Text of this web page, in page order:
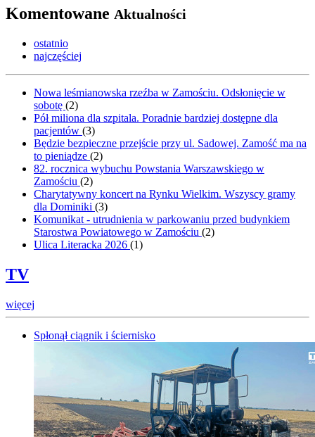
Komentowane Aktualności
ostatnio
najczęściej
Nowa leśmianowska rzeźba w Zamościu. Odsłonięcie w
sobotę (2)
Pół miliona dla szpitala. Poradnie bardziej dostępne dla
pacjentów (3)
Będzie bezpieczne przejście przy ul. Sadowej. Zamość ma na
to pieniądze (2)
82. rocznica wybuchu Powstania Warszawskiego w
Zamościu (2)
Charytatywny koncert na Rynku Wielkim. Wszyscy gramy
dla Dominiki (3)
Komunikat - utrudnienia w parkowaniu przed budynkiem
Starostwa Powiatowego w Zamościu (2)
Ulica Literacka 2026 (1)
TV
więcej
Spłonął ciągnik i ściernisko